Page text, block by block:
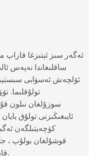
ئەگەر سىز ئېتىزغا قاراپ
ساقلىغاندا نەپەس
تولۇقلىما.
ئايىغىڭىزنى تولۇق
قوشۇلغان بولۇپ ،
قاپلىغان ۋاقىتتا ئۇنىڭ ئۆمرىنى ئۇزارتىدۇ.